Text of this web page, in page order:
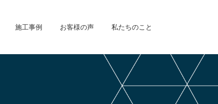
施工事例 お客様の声 私たちのこと